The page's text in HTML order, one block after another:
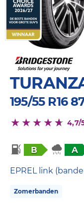
195/55 R16
4,7/
B A
EPREL link
Zomerbanden